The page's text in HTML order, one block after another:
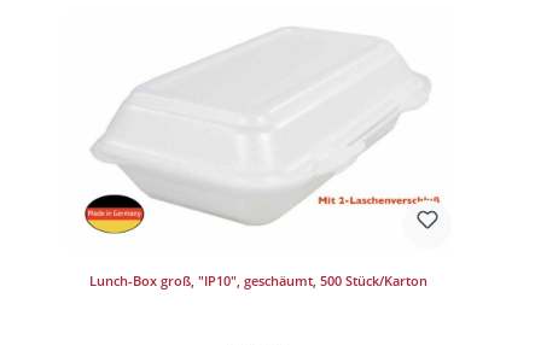
Lunch-Box groß, "IP10", geschäumt, 500 Stück/Karton